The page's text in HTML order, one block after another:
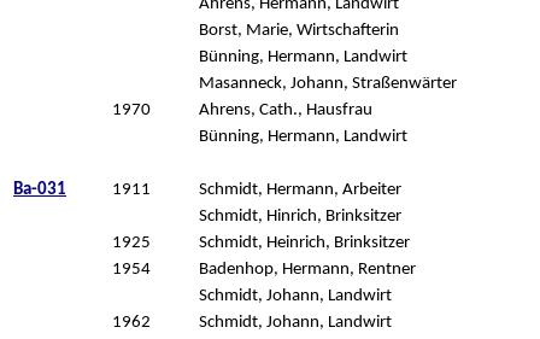
Ahrens, Hermann, Landwirt
Borst, Marie, Wirtschafterin
Bünning, Hermann, Landwirt
Masanneck, Johann, Straßenwärter
1970
Ahrens, Cath., Hausfrau
Bünning, Hermann, Landwirt
Ba-031 1911
Schmidt, Hermann, Arbeiter
Schmidt, Hinrich, Brinksitzer
1925
Schmidt, Heinrich, Brinksitzer
1954
Badenhop, Hermann, Rentner
Schmidt, Johann, Landwirt
1962
Schmidt, Johann, Landwirt